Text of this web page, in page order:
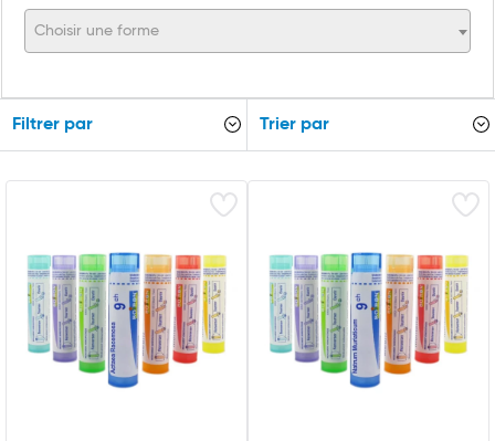
Choisir une forme
Filtrer par Trier par